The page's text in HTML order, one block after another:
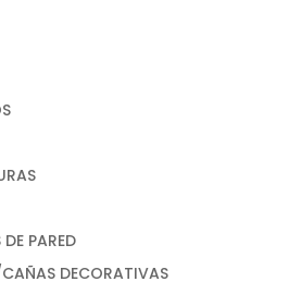
PARED
DECORATIVAS